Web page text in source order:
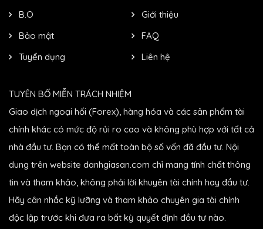
B.O
Giới thiệu
Bảo mật
FAQ
Tuyển dụng
Liên hệ
TUYÊN BỐ MIỄN TRÁCH NHIỆM
Giao dịch ngoại hối (Forex), hàng hóa và các sản phẩm tài
chính khác có mức độ rủi ro cao và không phù hợp với tất cả
nhà đầu tư. Bạn có thể mất toàn bộ số vốn đã đầu tư. Nội
dung trên website danhgiasan.com chỉ mang tính chất thông
tin và tham khảo, không phải lời khuyên tài chính hay đầu tư.
Hãy cân nhắc kỹ lưỡng và tham khảo chuyên gia tài chính
độc lập trước khi đưa ra bất kỳ quyết định đầu tư nào.